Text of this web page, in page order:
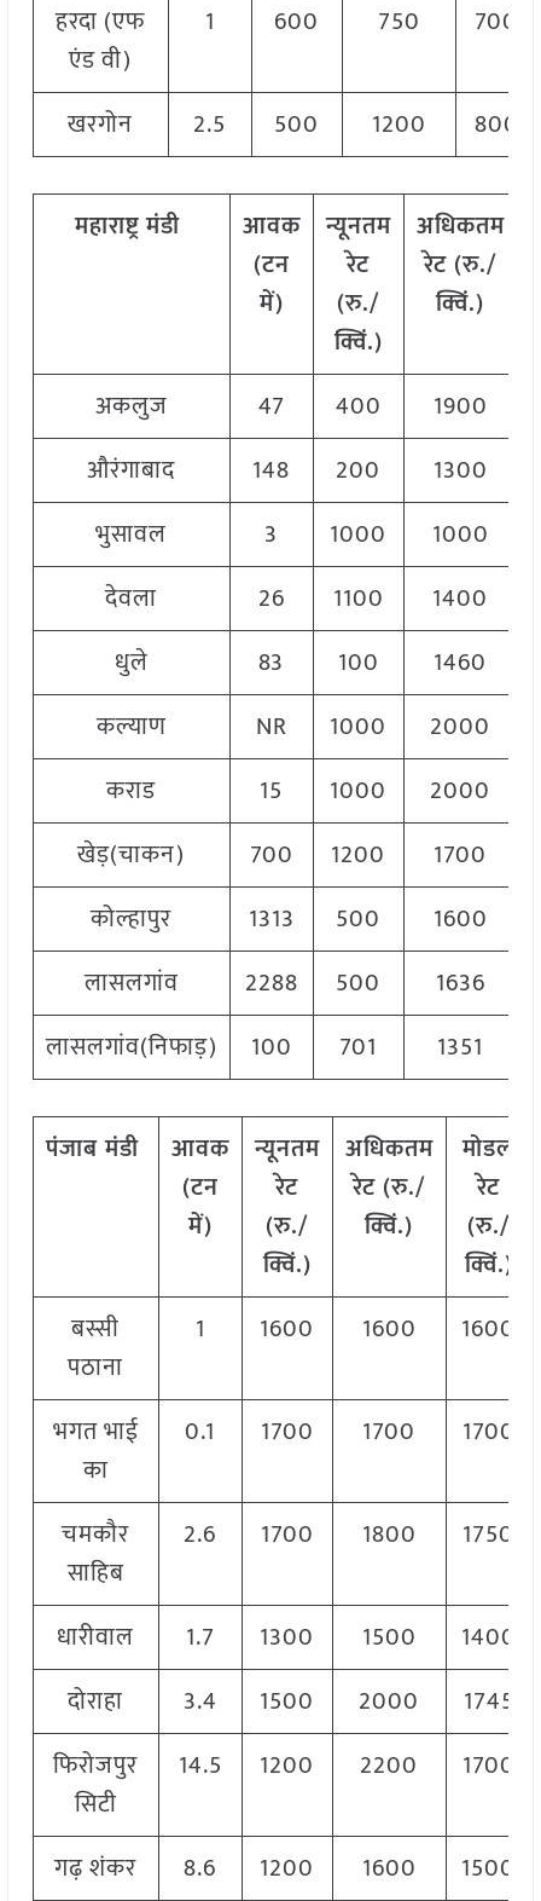
हरदा (एफ
एंड वी)
1 600 750 700
खरगोन 2.5 500 1200 800
महाराष्ट्र मंडी
आवक
(टन
में)
न्यूनतम
रेट
(रु./
क्विं.)
अधिकतम
रेट (रु./
क्विं.)
अकलुज
47 400 1900
औरंगाबाद
148 200 1300
भुसावल
3 1000 1000
देवला
26 1100 1400
धुले
83 100 1460
कल्याण
NR 1000 2000
कराड
15 1000 2000
खेड़(चाकन)
700 1200 1700
कोल्हापुर
1313 500 1600
लासलगांव
2288 500 1636
लासलगांव(निफाड़)
100 701 1351
पंजाब मंडी
आवक
(टन
में)
न्यूनतम
रेट
(रु./
क्विं.)
अधिकतम
रेट (रु./
क्विं.)
मोडल
रेट
(रु./
क्विं.)
बस्सी
पठाना
1 1600 1600 1600
भगत भाई
का
0.1 1700 1700 1700
चमकौर
साहिब
2.6 1700 1800 1750
धारीवाल 1.7 1300 1500
1400
दोराहा
3.4 1500 2000
1745
फिरोजपुर
सिटी
14.5 1200 2200 1700
गढ़ शंकर 8.6 1200 1600 1500